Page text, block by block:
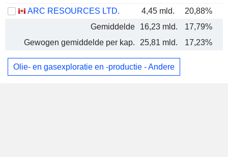
ARC RESOURCES LTD.
4,45 mld. 20,88%
Gemiddelde
16,23 mld. 17,79%
Gewogen gemiddelde per kap.
25,81 mld. 17,23%
Olie- en gasexploratie en -productie - Andere